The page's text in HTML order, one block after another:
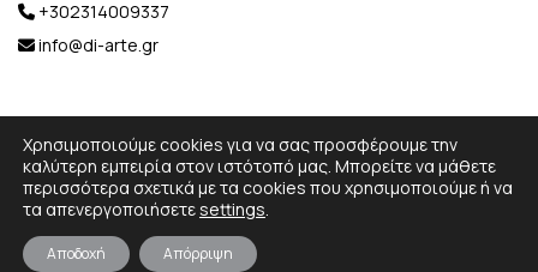
+302314009337
info@di-arte.gr
© 2026 Designed and Developed by MediaBox.
All rights
reserved.
Χρησιμοποιούμε cookies για να σας προσφέρουμε την
καλύτερη εμπειρία στον ιστότοπό μας. Μπορείτε να μάθετε
περισσότερα σχετικά με τα cookies που χρησιμοποιούμε ή να
τα απενεργοποιήσετεsettings.
Αποδοχή Απόρριψη